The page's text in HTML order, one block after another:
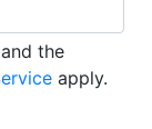
the
apply.